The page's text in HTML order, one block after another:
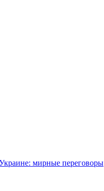
мирные переговоры